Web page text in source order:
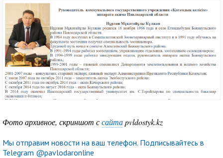
Фото архивное, скриншот ссайтаpvldostyk.kz
Мы отправим новости на ваш телефон. Подписывайтесь в
Telegram @pavlodaronline